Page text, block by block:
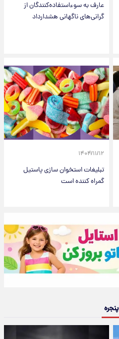
عارف به سوءاستفاده‌کنندگان از
گرانی‌های ناگهانی هشدارداد
۱۴۰۴/۱۱/۱۲
تبلیغات استخوان سازی پاستیل
گمراه کننده است
پنجره